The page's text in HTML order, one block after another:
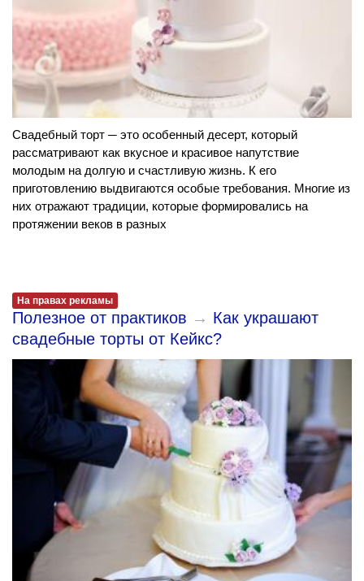
Свадебный торт ─ это особенный десерт, который
рассматривают как вкусное и красивое напутствие
молодым на долгую и счастливую жизнь. К его
приготовлению выдвигаются особые требования. Многие из
них отражают традиции, которые формировались на
протяжении веков в разных
На правах рекламы
Полезное от практиков → Как украшают
свадебные торты от Кейкс?